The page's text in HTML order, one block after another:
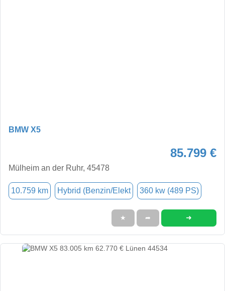
BMW X5
85.799 €
Mülheim an der Ruhr, 45478
10.759 km Hybrid (Benzin/Elekt 360 kw (489 PS)
★ ➦ ➜